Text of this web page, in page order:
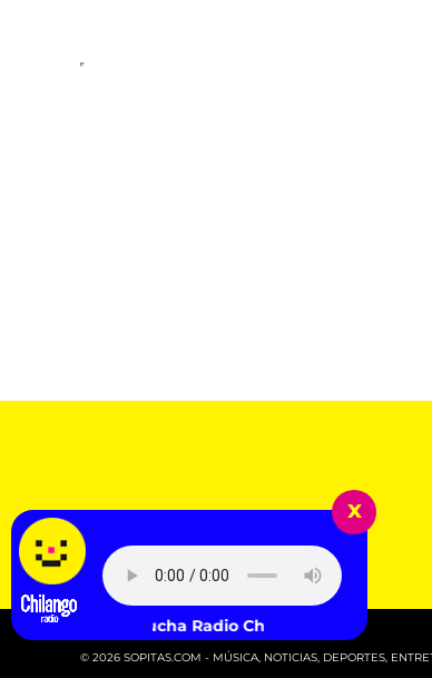
© 2026 SOPITAS.COM - MÚSICA, NOTICIAS, DEPORTES,
x
Escucha Radio Chilango -